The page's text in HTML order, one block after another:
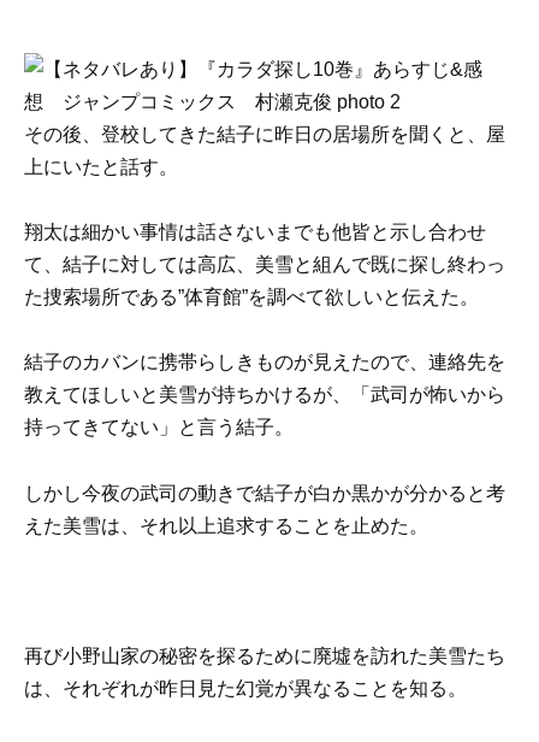
その後、登校してきた結子に昨日の居場所を聞くと、屋
上にいたと話す。
翔太は細かい事情は話さないまでも他皆と示し合わせ
て、結子に対しては高広、美雪と組んで既に探し終わっ
た捜索場所である”体育館”を調べて欲しいと伝えた。
結子のカバンに携帯らしきものが見えたので、連絡先を
教えてほしいと美雪が持ちかけるが、「武司が怖いから
持ってきてない」と言う結子。
しかし今夜の武司の動きで結子が白か黒かが分かると考
えた美雪は、それ以上追求することを止めた。
再び小野山家の秘密を探るために廃墟を訪れた美雪たち
は、それぞれが昨日見た幻覚が異なることを知る。